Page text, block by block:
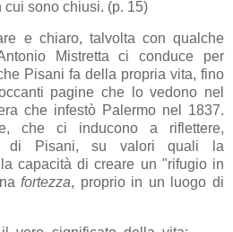
sono chiusi. (p. 15)
e chiaro, talvolta con qualche
Mistretta ci conduce per
Pisani fa della propria vita, fino
pagine che lo vedono nel
che infestò Palermo nel 1837.
che ci inducono a riflettere,
di Pisani, su valori quali la
capacità di creare un "rifugio in
fortezza, proprio in un luogo di